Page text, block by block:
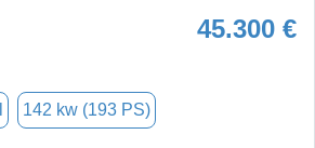
45.300 €
142 kw (193 PS)